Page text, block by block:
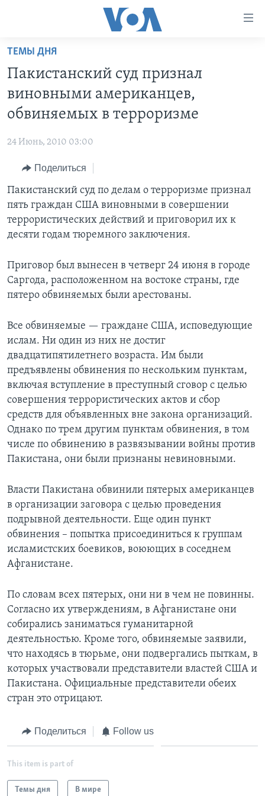
Перейти
основной
контент
Перейти
основной
Перейти
поиск
АМЕРИКА
ИТОГИ
ПОЧЕМУ ЭТО ВАЖНО?
ДИСКУССИЯ VOA
ДЕТАЛИ
НЬЮ-ЙОРК NEW YORK
ПРОЕКТЫ
НАША АМЕРИКАНСКАЯ ИСТОРИЯ
А КАК В АМЕРИКЕ?
АРТЕФАКТЫ
АМЕРИКАНСКИЕ ГОРОДКИ
ТЕСТЫ
ИНТЕРВЬЮ
ФАКТЫ ПРОТИВ ФЕЙКОВ
ЗА СВОБОДУ ПРЕССЫ
УЧИМ АНГЛИЙСКИЙ
ВИДЕО
Learning English
СОЦИАЛЬНЫЕ СЕТИ
Языки
ТЕМЫ ДНЯ
Пакистанский суд признал
виновными американцев,
обвиняемых в терроризме
24 Июнь, 2010 03:00
Поделиться
Пакистанский суд по делам о терроризме признал
пять граждан США виновными в совершении
террористических действий и приговорил их к
десяти годам тюремного заключения.
Приговор был вынесен в четверг 24 июня в городе
Саргода, расположенном на востоке страны, где
пятеро обвиняемых были арестованы.
Все обвиняемые — граждане США, исповедующие
ислам. Ни один из них не достиг
двадцатипятилетнего возраста. Им были
предъявлены обвинения по нескольким пунктам,
включая вступление в преступный сговор с целью
совершения террористических актов и сбор
средств для объявленных вне закона организаций.
Однако по трем другим пунктам обвинения, в том
числе по обвинению в развязывании войны против
Пакистана, они были признаны невиновными.
Власти Пакистана обвинили пятерых американцев
в организации заговора с целью проведения
подрывной деятельности. Еще один пункт
обвинения – попытка присоединиться к группам
исламистских боевиков, воюющих в соседнем
Афганистане.
По словам всех пятерых, они ни в чем не повинны.
Согласно их утверждениям, в Афганистане они
собирались заниматься гуманитарной
деятельностью. Кроме того, обвиняемые заявили,
что находясь в тюрьме, они подвергались пыткам, в
которых участвовали представители властей США и
Пакистана. Официальные представители обеих
стран это отрицают.
Поделиться Follow us
This item is part of
Темы дня В мире